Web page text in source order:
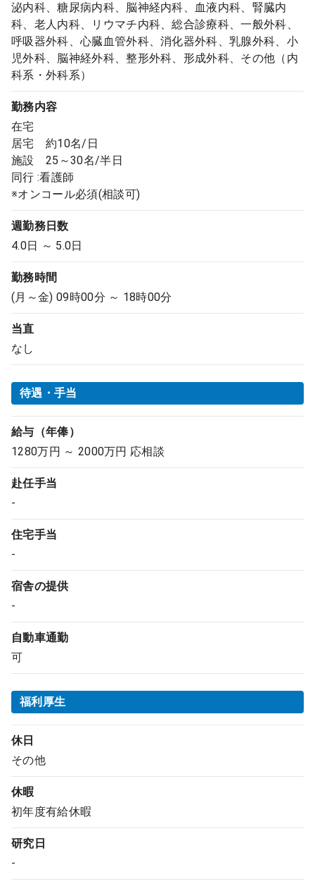
泌内科、糖尿病内科、脳神経内科、血液内科、腎臓内
科、老人内科、リウマチ内科、総合診療科、一般外科、
呼吸器外科、心臓血管外科、消化器外科、乳腺外科、小
児外科、脳神経外科、整形外科、形成外科、その他（内
科系・外科系）
勤務内容
在宅
居宅 約10名/日
施設 25～30名/半日
同行 :看護師
※オンコール必須(相談可)
週勤務日数
4.0日 ～ 5.0日
勤務時間
(月～金) 09時00分 ～ 18時00分
当直
なし
待遇・手当
給与（年俸）
1280万円 ～ 2000万円 応相談
赴任手当
-
住宅手当
-
宿舎の提供
-
自動車通勤
可
福利厚生
休日
その他
休暇
初年度有給休暇
研究日
-